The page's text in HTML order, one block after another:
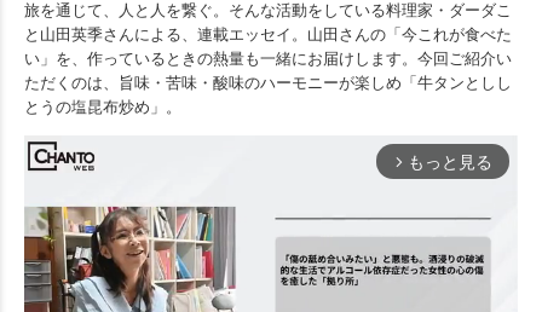
旅を通じて、人と人を繋ぐ。そんな活動をしている料理家・ダーダこ
と山田英季さんによる、連載エッセイ。山田さんの「今これが食べた
い」を、作っているときの熱量も一緒にお届けします。今回ご紹介い
ただくのは、旨味・苦味・酸味のハーモニーが楽しめ「牛タンとしし
とうの塩昆布炒め」。
arrow_forward_ios もっと見る